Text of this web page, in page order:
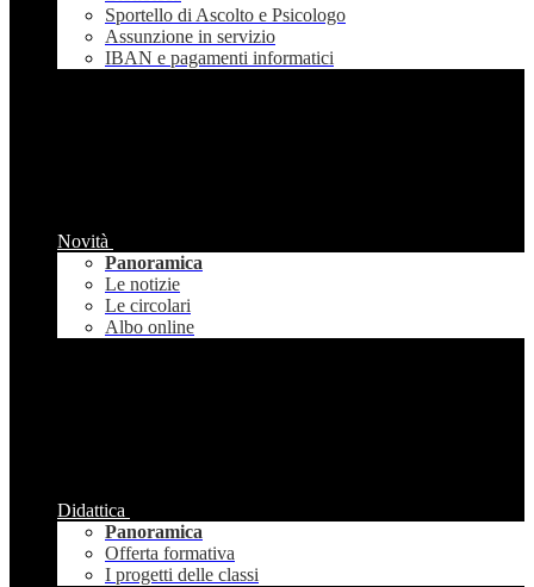
Sportello di Ascolto e Psicologo
Assunzione in servizio
IBAN e pagamenti informatici
Novità
Panoramica
Le notizie
Le circolari
Albo online
Didattica
Panoramica
Offerta formativa
I progetti delle classi